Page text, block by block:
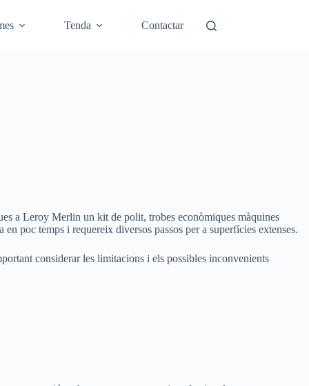
Tenda Contactar
a Leroy Merlin un kit de polit, trobes econòmiques màquines
poc temps i requereix diversos passos per a superfícies extenses.
considerar les limitacions i els possibles inconvenients